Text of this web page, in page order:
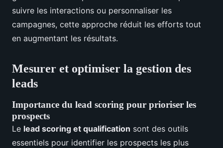
suivre les interactions ou personnaliser les
campagnes, cette approche réduit les efforts tout
en augmentant les résultats.
Mesurer et optimiser la gestion des
leads
Importance du lead scoring pour prioriser les
prospects
Le lead scoring et qualification sont des outils
essentiels pour identifier les prospects les plus